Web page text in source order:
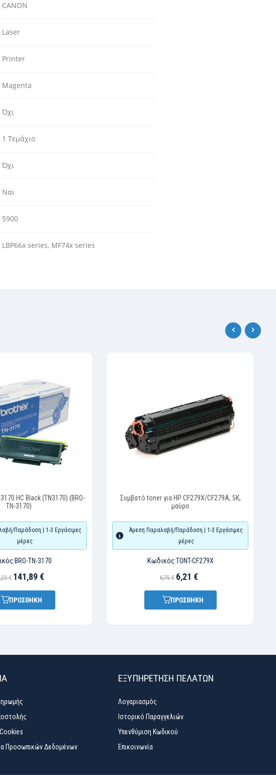
CANON
Laser
Printer
Magenta
Όχι
1 Τεμάχιο
Όχι
Ναι
5900
LBP66x series, MF74x series
HC Black (TN3170) (BRO-
TN-3170)
Παράδοση | 1-3 Εργάσιμες
μέρες
BRO-TN-3170
€ 141,89 €
ΠΡΟΣΘΗΚΗ
Συμβατό toner για HP CF279X/CF279A, 5K,
μαύρο
Άμεση Παραλαβή/Παράδοση | 1-3 Εργάσιμες
μέρες
Κωδικός:TONT-CF279X
6,75 € 6,21 €
ΠΡΟΣΘΗΚΗ
Προσωπικών Δεδομένων
ΕΞΥΠΗΡΈΤΗΣΗ ΠΕΛΑΤΏΝ
Λογαριασμός
Ιστορικό Παραγγελιών
Υπενθύμιση Κωδικού
Επικοινωνία